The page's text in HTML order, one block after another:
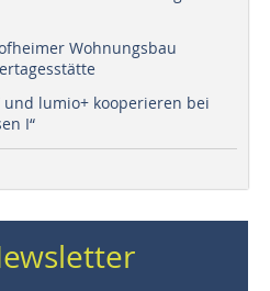
Wohnungsbau
und lumio+ kooperieren bei
I“